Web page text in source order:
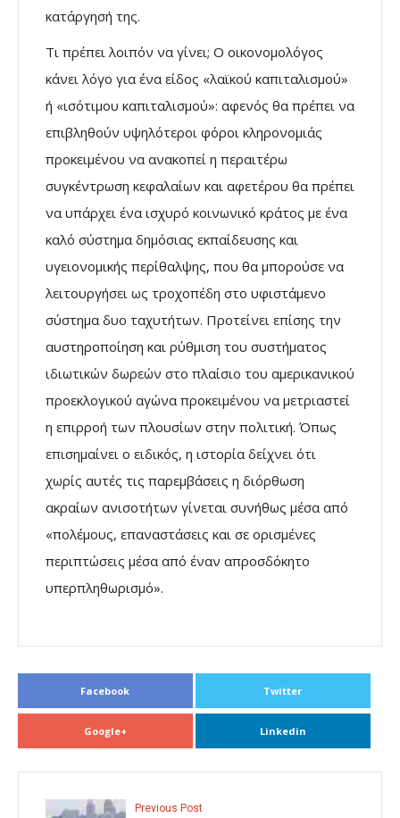
κατάργησή της.
Τι πρέπει λοιπόν να γίνει; Ο οικονομολόγος
κάνει λόγο για ένα είδος «λαϊκού καπιταλισμού»
ή «ισότιμου καπιταλισμού»: αφενός θα πρέπει να
επιβληθούν υψηλότεροι φόροι κληρονομιάς
προκειμένου να ανακοπεί η περαιτέρω
συγκέντρωση κεφαλαίων και αφετέρου θα πρέπει
να υπάρχει ένα ισχυρό κοινωνικό κράτος με ένα
καλό σύστημα δημόσιας εκπαίδευσης και
υγειονομικής περίθαλψης, που θα μπορούσε να
λειτουργήσει ως τροχοπέδη στο υφιστάμενο
σύστημα δυο ταχυτήτων. Προτείνει επίσης την
αυστηροποίηση και ρύθμιση του συστήματος
ιδιωτικών δωρεών στο πλαίσιο του αμερικανικού
προεκλογικού αγώνα προκειμένου να μετριαστεί
η επιρροή των πλουσίων στην πολιτική. Όπως
επισημαίνει ο ειδικός, η ιστορία δείχνει ότι
χωρίς αυτές τις παρεμβάσεις η διόρθωση
ακραίων ανισοτήτων γίνεται συνήθως μέσα από
«πολέμους, επαναστάσεις και σε ορισμένες
περιπτώσεις μέσα από έναν απροσδόκητο
υπερπληθωρισμό».
Facebook Twitter
Google+ Linkedin
Previous Post